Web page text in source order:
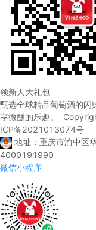
领新人大礼包
甄选全球精品葡萄酒的闪
享微醺的乐趣。
ICP备2021013074号
地址：重庆市渝中
4000191990
微信小程序